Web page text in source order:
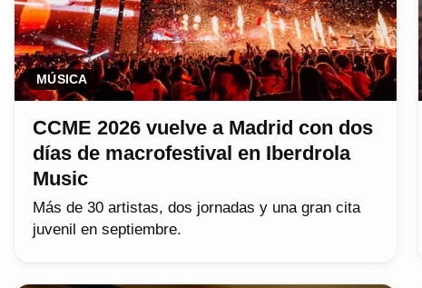
MÚSICA
CCME 2026 vuelve a Madrid con dos
días de macrofestival en Iberdrola
Music
Más de 30 artistas, dos jornadas y una gran cita
juvenil en septiembre.